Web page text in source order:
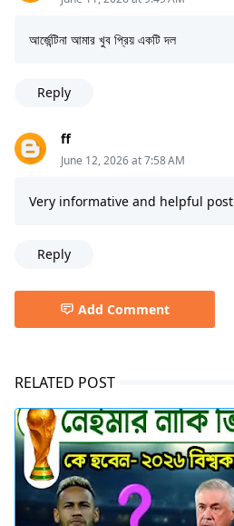
আর্জেন্টিনা আমার খুব প্রিয় একটি দল
Reply
ff
June 12, 2026 at 7:58 AM
Very informative and helpful post
Reply
Add Comment
RELATED POST